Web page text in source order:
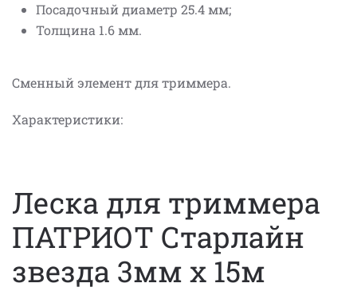
Посадочный диаметр 25.4 мм;
Толщина 1.6 мм.
Сменный элемент для триммера.
Характеристики:
Леска для триммера
ПАТРИОТ Старлайн
звезда 3мм х 15м